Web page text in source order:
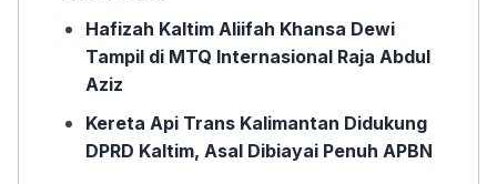
Hafizah Kaltim Aliifah Khansa Dewi
Tampil di MTQ Internasional Raja Abdul
Aziz
Kereta Api Trans Kalimantan Didukung
DPRD Kaltim, Asal Dibiayai Penuh APBN